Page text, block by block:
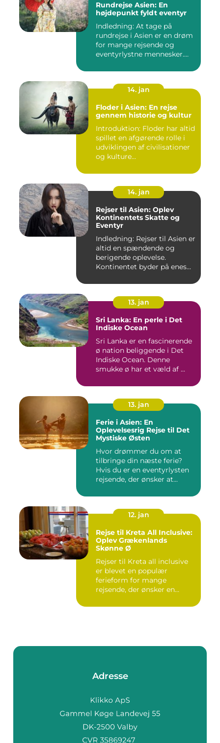
Rundrejse Asien: En
højdepunkt fyldt eventyr
Indledning: At tage på
rundrejse i Asien er en drøm
for mange rejsende og
eventyrlystne mennesker.
14. jan
Floder i Asien: En rejse
gennem historie og kultur
Introduktion: Floder har altid
spillet en afgørende rolle i
udviklingen af civilisationer
og kulture...
14. jan
Rejser til Asien: Oplev
Kontinentets Skatte og
Eventyr
Indledning: Rejser til Asien er
altid en spændende og
berigende oplevelse.
Kontinentet byder på enes...
13. jan
Sri Lanka: En perle i Det
Indiske Ocean
Sri Lanka er en fascinerende
ø nation beliggende i Det
Indiske Ocean. Denne
smukke ø har et væld af ...
13. jan
Ferie i Asien: En
Oplevelsesrig Rejse til Det
Mystiske Østen
Hvor drømmer du om at
tilbringe din næste ferie?
Hvis du er en eventyrlysten
rejsende, der ønsker at...
12. jan
Rejse til Kreta All Inclusive:
Oplev Grækenlands
Skønne Ø
Rejser til Kreta all inclusive
er blevet en populær
ferieform for mange
rejsende, der ønsker en
Adresse